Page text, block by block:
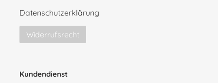
Datenschutzerklärung
Widerrufsrecht
Kundendienst